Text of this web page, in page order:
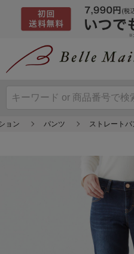
ョン パンツ ストレートパ